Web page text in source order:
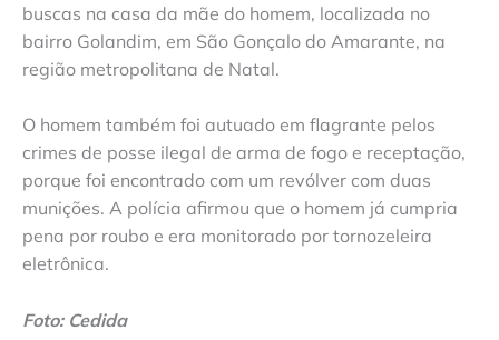
buscas na casa da mãe do homem, localizada no
bairro Golandim, em São Gonçalo do Amarante, na
região metropolitana de Natal.
O homem também foi autuado em flagrante pelos
crimes de posse ilegal de arma de fogo e receptação,
porque foi encontrado com um revólver com duas
munições. A polícia afirmou que o homem já cumpria
pena por roubo e era monitorado por tornozeleira
eletrônica.
Foto: Cedida